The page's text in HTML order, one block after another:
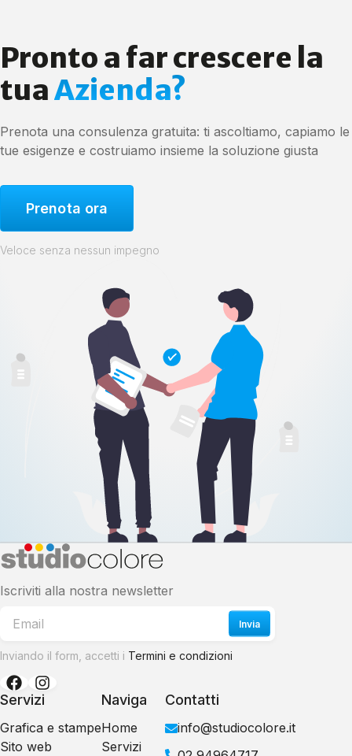
Pronto a far crescere la
tuaAzienda?
Prenota una consulenza gratuita: ti ascoltiamo, capiamo le
tue esigenze e costruiamo insieme la soluzione giusta
Prenota ora
Veloce senza nessun impegno
Iscriviti alla nostra newsletter
Invia
Inviando il form, accetti i Termini e condizioni
Servizi
Grafica e stampe
Sito web
Naviga
Home
Servizi
Contatti
info@studiocolore.it